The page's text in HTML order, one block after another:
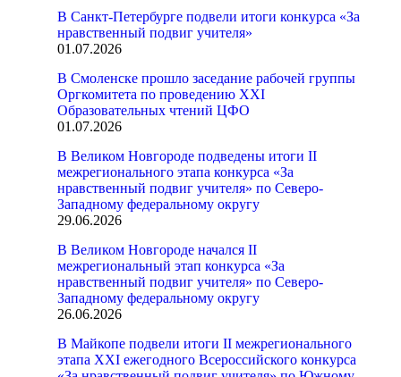
В Санкт-Петербурге подвели итоги конкурса «За
нравственный подвиг учителя»
01.07.2026
В Смоленске прошло заседание рабочей группы
Оргкомитета по проведению XXI
Образовательных чтений ЦФО
01.07.2026
В Великом Новгороде подведены итоги II
межрегионального этапа конкурса «За
нравственный подвиг учителя» по Северо-
Западному федеральному округу
29.06.2026
В Великом Новгороде начался II
межрегиональный этап конкурса «За
нравственный подвиг учителя» по Северо-
Западному федеральному округу
26.06.2026
В Майкопе подвели итоги II межрегионального
этапа XXI ежегодного Всероссийского конкурса